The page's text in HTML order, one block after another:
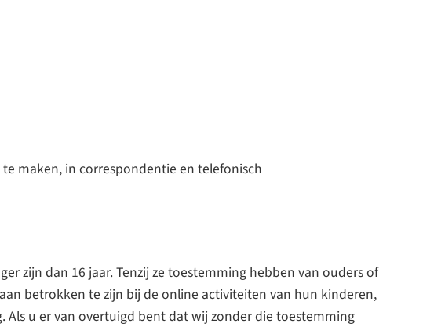
maken, in correspondentie en telefonisch
zijn dan 16 jaar. Tenzij ze toestemming hebben van ouders of
betrokken te zijn bij de online activiteiten van hun kinderen,
u er van overtuigd bent dat wij zonder die toestemming